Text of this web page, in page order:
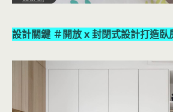
設計關鍵 ＃開放 x 封閉式設計打造臥